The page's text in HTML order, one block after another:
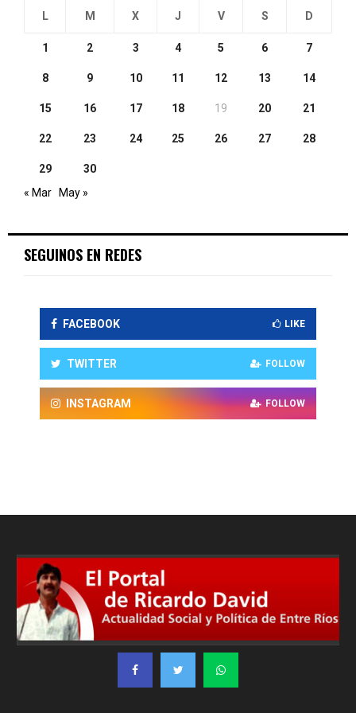
L M X J V S D
1 2 3 4 5 6 7
8 9 10 11 12 13 14
15 16 17 18 19 20 21
22 23 24 25 26 27 28
29
30
« Mar
May »
SEGUINOS EN REDES
FACEBOOK LIKE
TWITTER FOLLOW
INSTAGRAM FOLLOW